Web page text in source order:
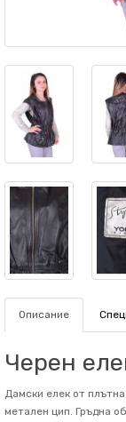
Описание
Черен
Дамски елек от
метален цип. Гръдна